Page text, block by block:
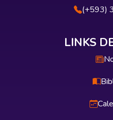
(+593)
LINKS